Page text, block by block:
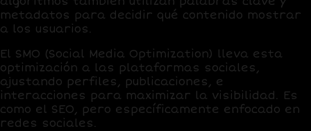
metadatos para decidir qué contenido mostrar
a los usuarios.
El SMO (Social Media Optimization) lleva esta
optimización a las plataformas sociales,
ajustando perfiles, publicaciones, e
interacciones para maximizar la visibilidad. Es
como el SEO, pero específicamente enfocado en
redes sociales.